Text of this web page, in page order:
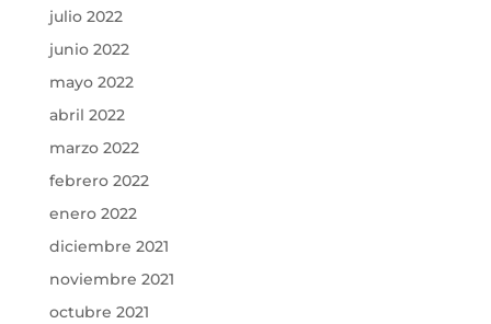
julio 2022
junio 2022
mayo 2022
abril 2022
marzo 2022
febrero 2022
enero 2022
diciembre 2021
noviembre 2021
octubre 2021